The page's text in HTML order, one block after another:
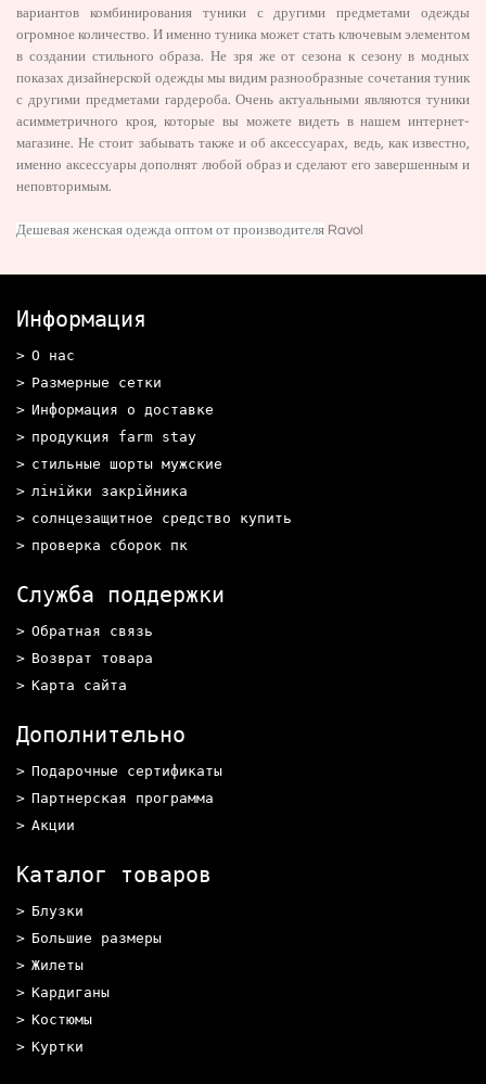
вариантов комбинирования туники с другими предметами одежды
огромное количество. И именно туника может стать ключевым элементом
в создании стильного образа. Не зря же от сезона к сезону в модных
показах дизайнерской одежды мы видим разнообразные сочетания туник
с другими предметами гардероба. Очень актуальными являются туники
асимметричного кроя, которые вы можете видеть в нашем интернет-
магазине. Не стоит забывать также и об аксессуарах, ведь, как известно,
именно аксессуары дополнят любой образ и сделают его завершенным и
неповторимым.
Дешевая женская одежда оптом от производителя Ravol
Информация
О нас
Размерные сетки
Информация о доставке
продукция farm stay
стильные шорты мужские
лінійки закрійника
солнцезащитное средство купить
проверка сборок пк
Служба поддержки
Обратная связь
Возврат товара
Карта сайта
Дополнительно
Подарочные сертификаты
Партнерская программа
Акции
Каталог товаров
Блузки
Большие размеры
Жилеты
Кардиганы
Костюмы
Куртки